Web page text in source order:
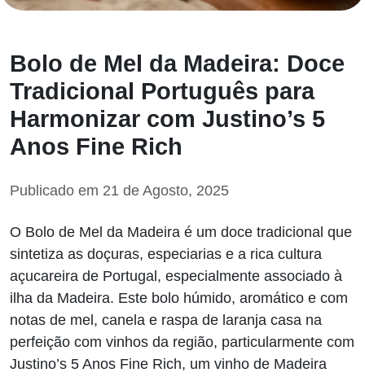
Bolo de Mel da Madeira: Doce
Tradicional Português para
Harmonizar com Justino’s 5
Anos Fine Rich
Publicado em 21 de Agosto, 2025
O Bolo de Mel da Madeira é um doce tradicional que
sintetiza as doçuras, especiarias e a rica cultura
açucareira de Portugal, especialmente associado à
ilha da Madeira. Este bolo húmido, aromático e com
notas de mel, canela e raspa de laranja casa na
perfeição com vinhos da região, particularmente com
Justino’s 5 Anos Fine Rich, um vinho de Madeira